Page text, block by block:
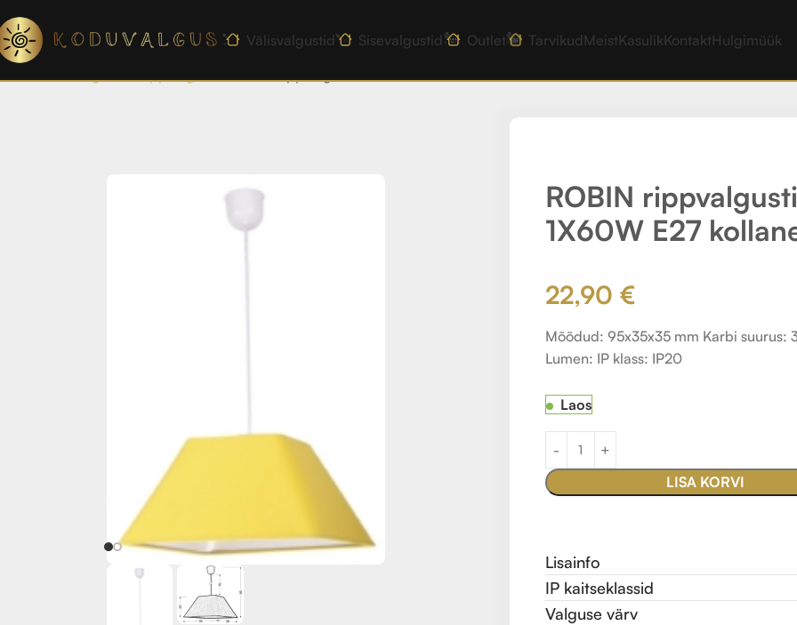
Välisvalgustid Sisevalgustid Outlet Tarvikud MeistKasulikKontaktHulgimüük
ROBIN
1X60W E27
22,90 €
Mõõdud: 95x35x35 mm Karbi suurus:
Lumen: IP klass: IP20
Laos
LISA KORVI
Lisainfo
IP kaitseklassid
Valguse värv